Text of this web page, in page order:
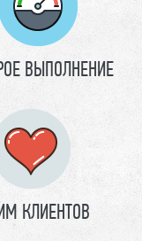
ВЫПОЛНЕНИЕ
КЛИЕНТОВ